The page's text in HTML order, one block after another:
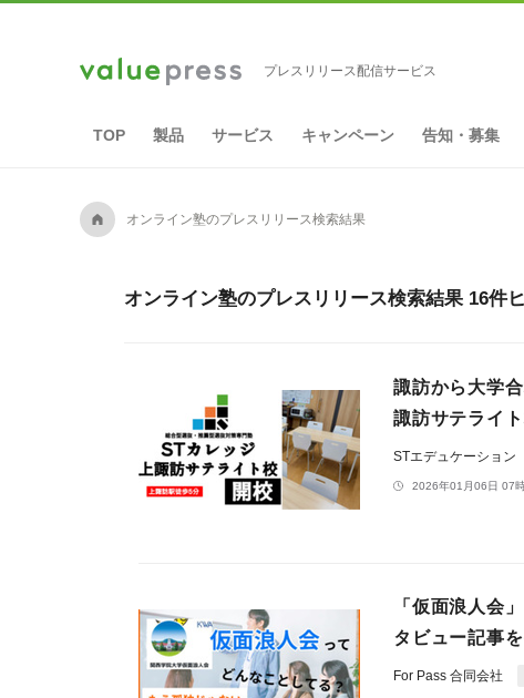
プレスリリース配信サービス
TOP 製品 サービス キャンペーン 告知・募集
A オンライン塾のプレスリリース検索結果
オンライン塾のプレスリリース検索結果 16件
諏訪から大学
諏訪サテライ
STエデュケーション
2026年01月06日 07
「仮面浪人会
タビュー記事
For Pass 合同会社